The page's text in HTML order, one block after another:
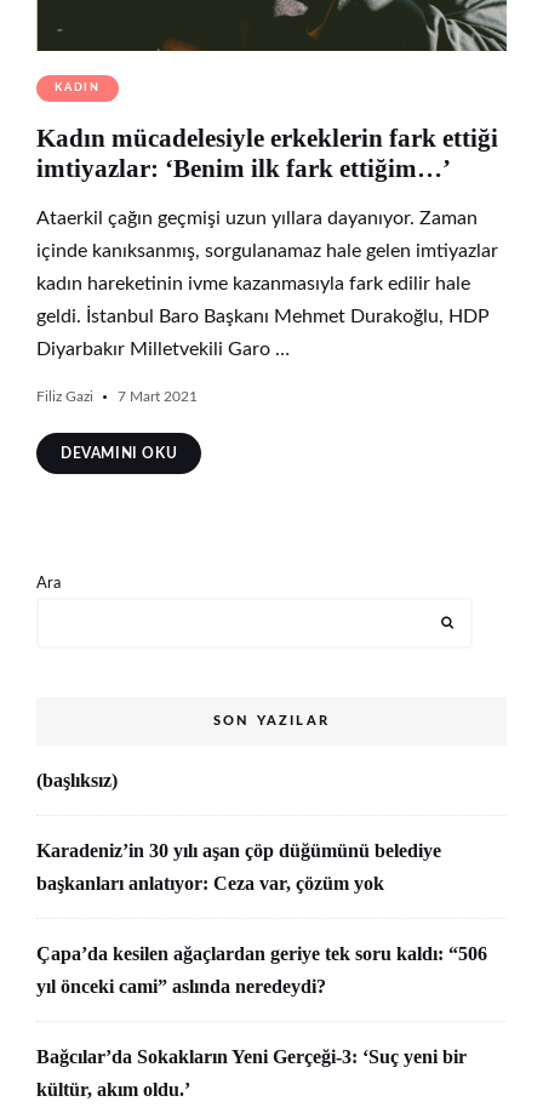
KADIN
Kadın mücadelesiyle erkeklerin fark ettiği
imtiyazlar: ‘Benim ilk fark ettiğim…’
Ataerkil çağın geçmişi uzun yıllara dayanıyor. Zaman
içinde kanıksanmış, sorgulanamaz hale gelen imtiyazlar
kadın hareketinin ivme kazanmasıyla fark edilir hale
geldi. İstanbul Baro Başkanı Mehmet Durakoğlu, HDP
Diyarbakır Milletvekili Garo …
Filiz Gazi 7 Mart 2021
DEVAMINI OKU
Ara
SON YAZILAR
(başlıksız)
Karadeniz’in 30 yılı aşan çöp düğümünü belediye
başkanları anlatıyor: Ceza var, çözüm yok
Çapa’da kesilen ağaçlardan geriye tek soru kaldı: “506
yıl önceki cami” aslında neredeydi?
Bağcılar’da Sokakların Yeni Gerçeği-3: ‘Suç yeni bir
kültür, akım oldu.’